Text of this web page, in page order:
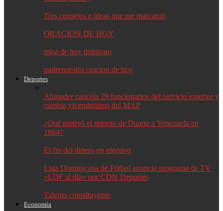
Tres consejos e ideas que me marcaron
ORACION DE HOY
misa de hoy domingo
padrenuestro oracion de hoy
Deportes
Abinader cancela 29 funcionarios del servicio exterior y
cambia viceministros del MAP
¿Qué motivó el retorno de Duarte a Venezuela en
1864?
El fin del dinero en efectivo
Liga Dominicana de Fútbol anuncia programa de TV
«LDF al día» por CDN Deportes
Talento constituyente
Economía